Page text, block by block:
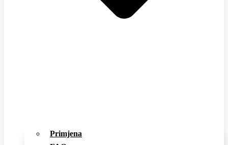
Primjena